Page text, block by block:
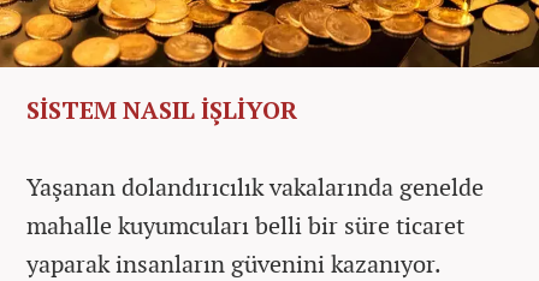
SİSTEM NASIL İŞLİYOR
Yaşanan dolandırıcılık vakalarında genelde
mahalle kuyumcuları belli bir süre ticaret
yaparak insanların güvenini kazanıyor.